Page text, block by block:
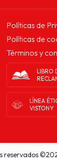
Políticas de
Políticas de
Términos y
LIBRO
LÍNEA
VISTONY
reservados